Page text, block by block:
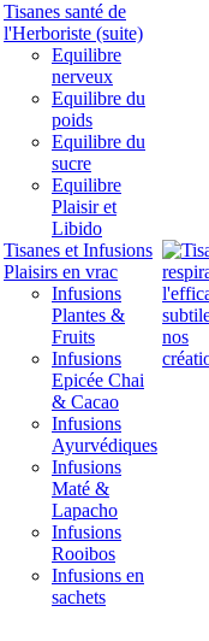
Tisanes santé de
l'Herboriste (suite)
Equilibre
nerveux
Equilibre du
poids
Equilibre du
sucre
Equilibre
Plaisir et
Libido
Tisanes et Infusions
Plaisirs en vrac
Infusions
Plantes &
Fruits
Infusions
Epicée Chai
& Cacao
Infusions
Ayurvédiques
Infusions
Maté &
Lapacho
Infusions
Rooibos
Infusions en
sachets